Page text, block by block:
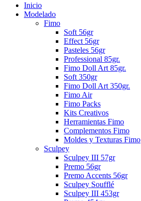
Inicio
Modelado
Fimo
Soft 56gr
Effect 56gr
Pasteles 56gr
Professional 85gr.
Fimo Doll Art 85gr.
Soft 350gr
Fimo Doll Art 350gr.
Fimo Air
Fimo Packs
Kits Creativos
Herramientas Fimo
Complementos Fimo
Moldes y Texturas Fimo
Sculpey
Sculpey III 57gr
Premo 56gr
Premo Accents 56gr
Sculpey Soufflé
Sculpey III 453gr